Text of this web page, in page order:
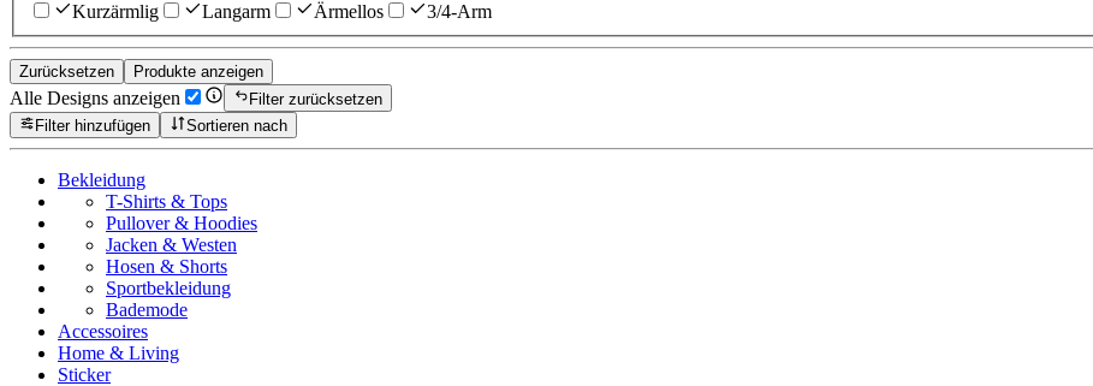
Kurzärmlig
Langarm Ärmellos 3/4-Arm
Zurücksetzen Produkte anzeigen
Alle Designs anzeigen
Filter zurücksetzen
Filter hinzufügen
Sortieren nach
Bekleidung
T-Shirts & Tops
Pullover & Hoodies
Jacken & Westen
Hosen & Shorts
Sportbekleidung
Bademode
Accessoires
Home & Living
Sticker